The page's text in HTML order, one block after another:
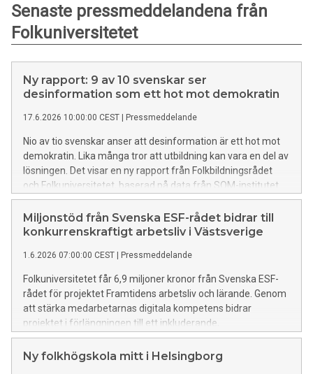
Senaste pressmeddelandena från
Folkuniversitetet
Ny rapport: 9 av 10 svenskar ser
desinformation som ett hot mot demokratin
17.6.2026 10:00:00 CEST Pressmeddelande
Nio av tio svenskar anser att desinformation är ett hot mot
demokratin. Lika många tror att utbildning kan vara en del av
lösningen. Det visar en ny rapport från Folkbildningsrådet
och Folkuniversitetet, baserad på data från SOM-institutet.
Miljonstöd från Svenska ESF-rådet bidrar till
konkurrenskraftigt arbetsliv i Västsverige
1.6.2026 07:00:00 CEST Pressmeddelande
Folkuniversitetet får 6,9 miljoner kronor från Svenska ESF-
rådet för projektet Framtidens arbetsliv och lärande. Genom
att stärka medarbetarnas digitala kompetens bidrar
projektet i förlängningen till ett inkluderande,
konkurrenskraftigt arbetsliv i Västsverige.
Ny folkhögskola mitt i Helsingborg